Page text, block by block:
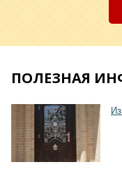
Хочу такую
ПОЛЕЗНАЯ